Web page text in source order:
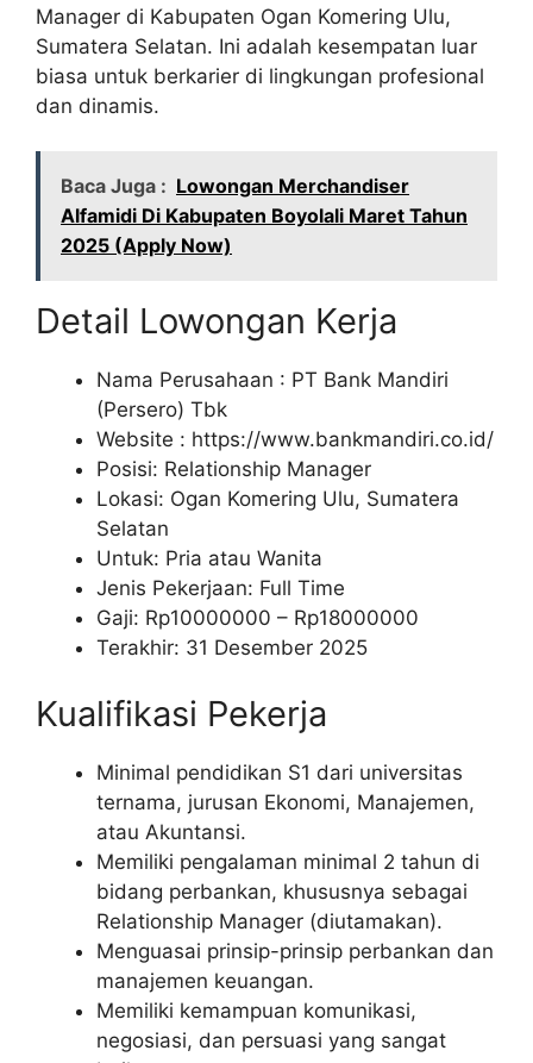
Manager di Kabupaten Ogan Komering Ulu,
Sumatera Selatan. Ini adalah kesempatan luar
biasa untuk berkarier di lingkungan profesional
dan dinamis.
Baca Juga : Lowongan Merchandiser
Alfamidi Di Kabupaten Boyolali Maret Tahun
2025 (Apply Now)
Detail Lowongan Kerja
Nama Perusahaan : PT Bank Mandiri
(Persero) Tbk
Website : https://www.bankmandiri.co.id/
Posisi: Relationship Manager
Lokasi: Ogan Komering Ulu, Sumatera
Selatan
Untuk: Pria atau Wanita
Jenis Pekerjaan: Full Time
Gaji: Rp10000000 – Rp18000000
Terakhir: 31 Desember 2025
Kualifikasi Pekerja
Minimal pendidikan S1 dari universitas
ternama, jurusan Ekonomi, Manajemen,
atau Akuntansi.
Memiliki pengalaman minimal 2 tahun di
bidang perbankan, khususnya sebagai
Relationship Manager (diutamakan).
Menguasai prinsip-prinsip perbankan dan
manajemen keuangan.
Memiliki kemampuan komunikasi,
negosiasi, dan persuasi yang sangat